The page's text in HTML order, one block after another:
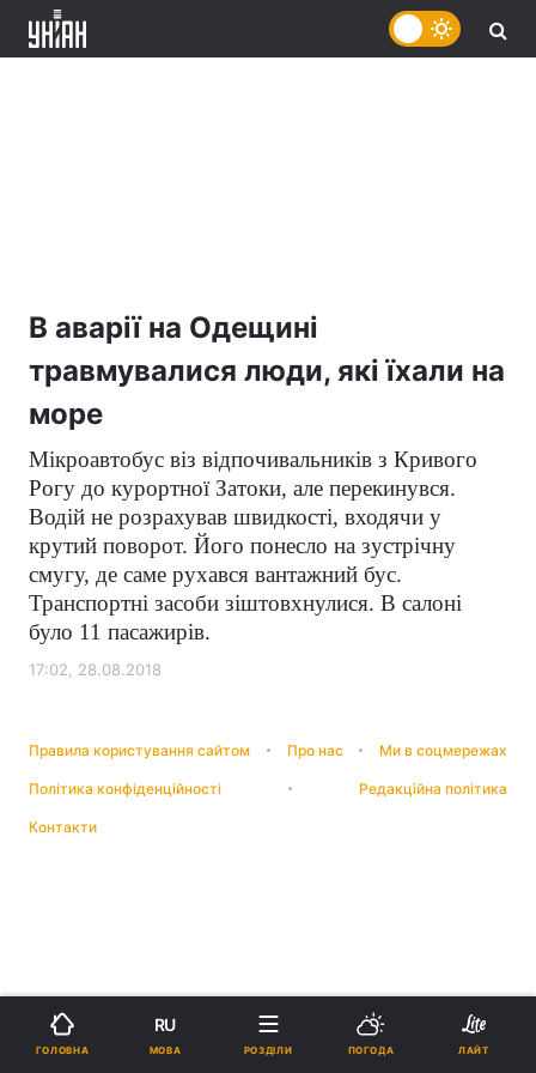
В аварії на Одещині
травмувалися люди, які їхали на
море
Мікроавтобус віз відпочивальників з Кривого
Рогу до курортної Затоки, але перекинувся.
Водій не розрахував швидкості, входячи у
крутий поворот. Його понесло на зустрічну
смугу, де саме рухався вантажний бус.
Транспортні засоби зіштовхнулися. В салоні
було 11 пасажирів.
17:02, 28.08.2018
Правила користування сайтом Про нас Ми в соцмережах
Політика конфіденційності Редакційна політика
Контакти
ГОЛОВНА
RU
МОВА РОЗДІЛИ ПОГОДА ЛАЙТ